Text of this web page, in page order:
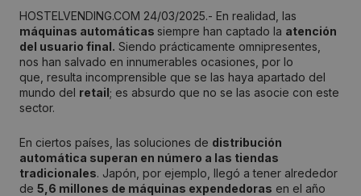
HOSTELVENDING.COM 24/03/2025.- En realidad, las
máquinas automáticas siempre han captado la atención
del usuario final. Siendo prácticamente omnipresentes,
nos han salvado en innumerables ocasiones, por lo
que, resulta incomprensible que se las haya apartado del
mundo del retail; es absurdo que no se las asocie con este
sector.
En ciertos países, las soluciones de distribución
automática superan en número a las tiendas
tradicionales. Japón, por ejemplo, llegó a tener alrededor
de 5,6 millones de máquinas expendedoras en el año